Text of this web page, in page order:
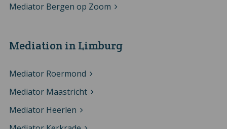
Mediator Bergen op Zoom
Mediation in Limburg
Mediator Roermond
Mediator Maastricht
Mediator Heerlen